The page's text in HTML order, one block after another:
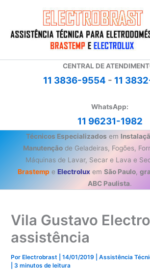
conteúdo
CENTRAL DE
11 3836-9554 - 11
WhatsApp:
11 96231-1982
Técnicos Especializados em
Manutenção de Geladeiras, Fogões,
Máquinas de Lavar, Secar e Lava e
Brastemp e Electroluxem São Paulo,
ABC Paulista.
Vila Gustavo
assistência
Por Electrobrast |14/01/2019 |Assistência
|3 minutos de leitura